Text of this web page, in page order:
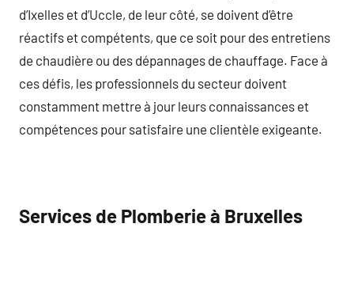
d’Ixelles et d’Uccle, de leur côté, se doivent d’être
réactifs et compétents, que ce soit pour des entretiens
de chaudière ou des dépannages de chauffage. Face à
ces défis, les professionnels du secteur doivent
constamment mettre à jour leurs connaissances et
compétences pour satisfaire une clientèle exigeante.
Services de Plomberie à Bruxelles